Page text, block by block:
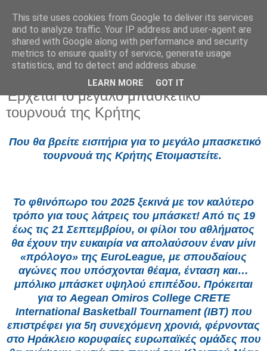
Τρίτη 2 Σεπτεμβρίου 2025
Έρχεται το μεγάλο μπασκετικό
τουρνουά της Κρήτης
Που θα βρείτε εισιτήρια για το μεγάλο μπασκετικό
τουρνουά της Κρήτης Ετοιμαστείτε.
Το φθινόπωρο του 2025 ξεκινά με τον καλύτερο
τρόπο για τους λάτρεις του μπάσκετ! Από τις 19
έως τις 21 Σεπτεμβρίου, οι φίλοι του αθλήματος
θα έχουν την ευκαιρία να απολαύσουν έναν μίνι
«πρόλογο» της EuroLeague, με σπουδαίους
αγώνες που υπόσχονται θέαμα, ένταση και…
μπόλικο μπάσκετ υψηλού επιπέδου. Πρόκειται
για το Aegean Omiros College CRETE
International Basketball Tournament (IBT) που
επιστρέφει για 5η συνεχόμενη χρονιά, φέρνοντας
στο Ηράκλειο κορυφαίες ευρωπαϊκές ομάδες που
This site uses cookies from Google to deliver its services
and to analyze traffic. Your IP address and user-agent are
shared with Google along with performance and security
metrics to ensure quality of service, generate usage
statistics, and to detect and address abuse.
LEARN MORE GOT IT